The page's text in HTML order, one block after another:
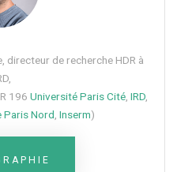
directeur de recherche HDR à
196 Université Paris Cité, IRD,
Paris Nord Inserm)